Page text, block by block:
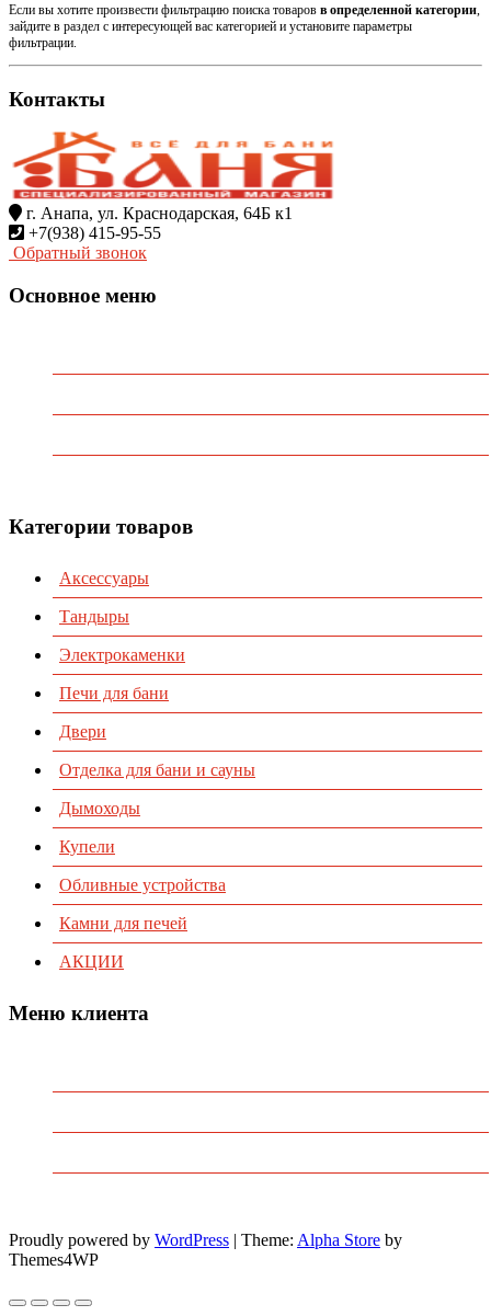
Если вы хотите произвести фильтрацию поиска товаров в определенной категории,
зайдите в раздел с интересующей вас категорией и установите параметры
фильтрации.
Контакты
г. Анапа, ул. Краснодарская, 64Б к1
+7(938) 415-95-55
Обратный звонок
Основное меню
Категории товаров
Аксессуары
Тандыры
Электрокаменки
Печи для бани
Двери
Отделка для бани и сауны
Дымоходы
Купели
Обливные устройства
Камни для печей
АКЦИИ
Меню клиента
Proudly powered by WordPress | Theme: Alpha Store by
Themes4WP